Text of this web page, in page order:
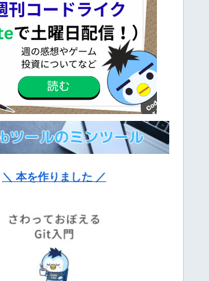
＼ 本を作りました ／